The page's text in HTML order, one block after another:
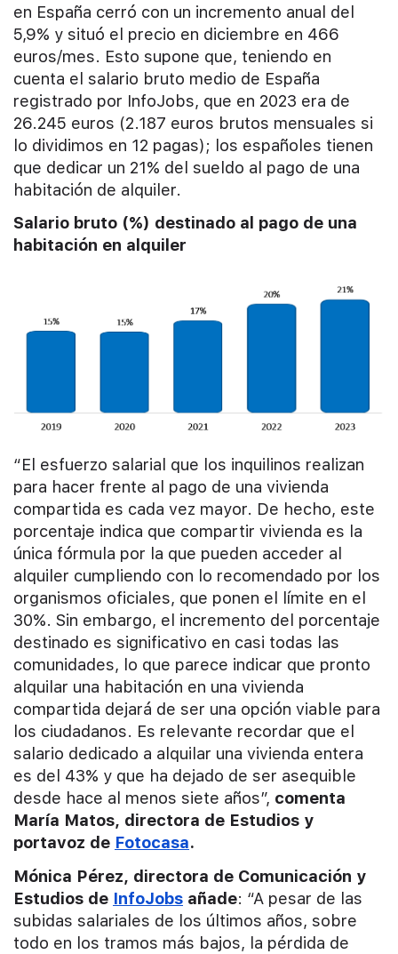
en España cerró con un incremento anual del
5,9% y situó el precio en diciembre en 466
euros/mes. Esto supone que, teniendo en
cuenta el salario bruto medio de España
registrado por InfoJobs, que en 2023 era de
26.245 euros (2.187 euros brutos mensuales si
lo dividimos en 12 pagas); los españoles tienen
que dedicar un 21% del sueldo al pago de una
habitación de alquiler.
Salario bruto (%) destinado al pago de una
habitación en alquiler
“El esfuerzo salarial que los inquilinos realizan
para hacer frente al pago de una vivienda
compartida es cada vez mayor. De hecho, este
porcentaje indica que compartir vivienda es la
única fórmula por la que pueden acceder al
alquiler cumpliendo con lo recomendado por los
organismos oficiales, que ponen el límite en el
30%. Sin embargo, el incremento del porcentaje
destinado es significativo en casi todas las
comunidades, lo que parece indicar que pronto
alquilar una habitación en una vivienda
compartida dejará de ser una opción viable para
los ciudadanos. Es relevante recordar que el
salario dedicado a alquilar una vivienda entera
es del 43% y que ha dejado de ser asequible
desde hace al menos siete años”, comenta
María Matos, directora de Estudios y
portavoz de Fotocasa.
Mónica Pérez, directora de Comunicación y
Estudios de InfoJobs añade: “A pesar de las
subidas salariales de los últimos años, sobre
todo en los tramos más bajos, la pérdida de